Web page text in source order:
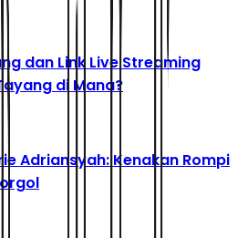
dan Link Live Streaming
di Mana?
Adriansyah: Kenakan Rompi